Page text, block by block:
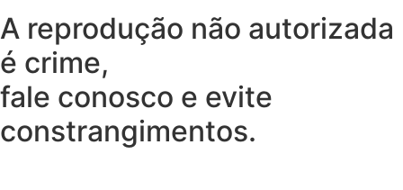
A reprodução não autorizada
é crime,
fale conosco e evite
constrangimentos.